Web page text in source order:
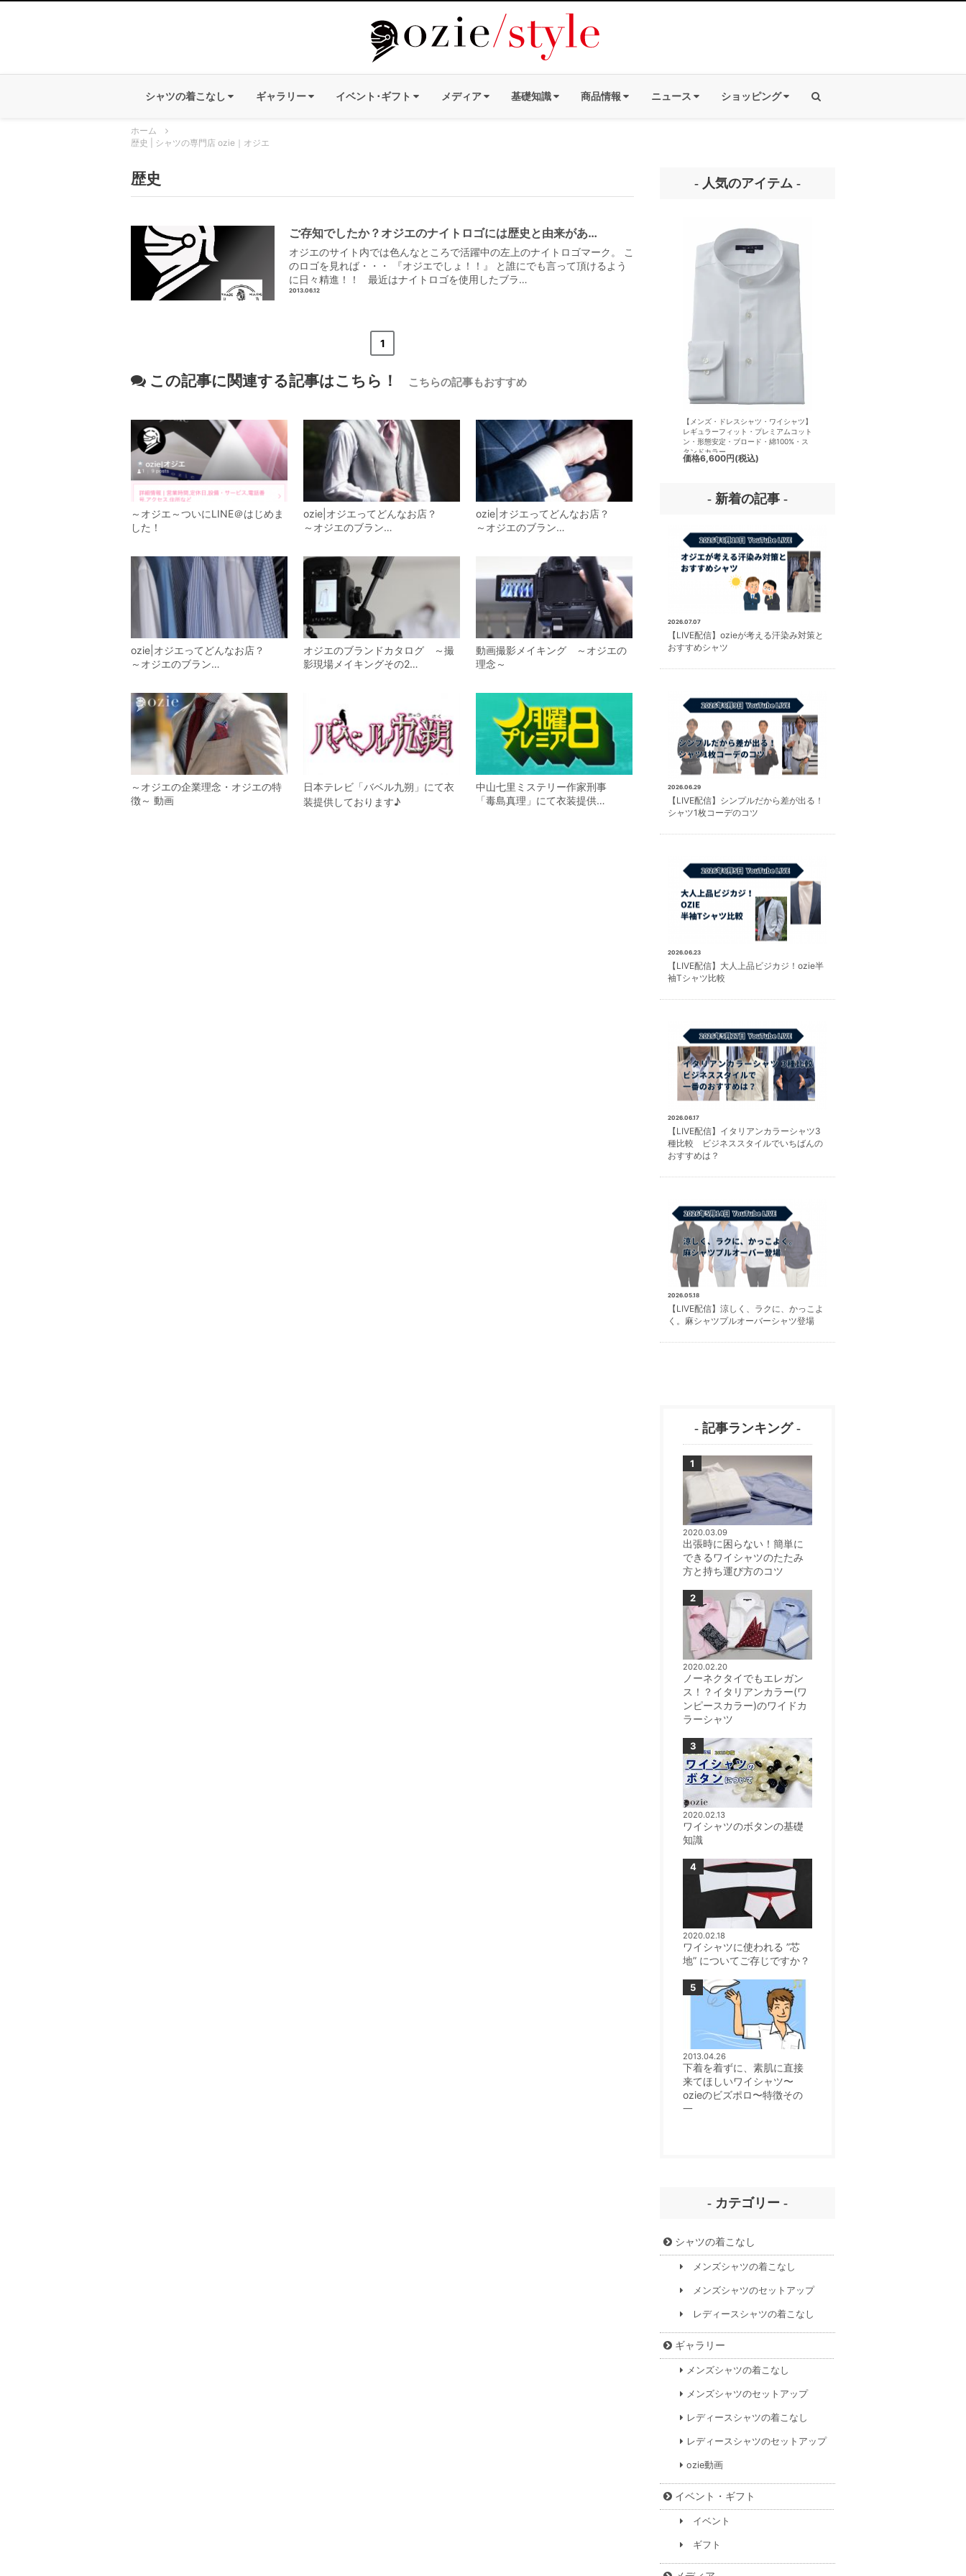
シャツの着こなし ギャラリー イベント･ギフト メディア 基礎知識 商品情報 ニュース ショッピング
ホーム
歴史 | シャツの専門店 ozie｜オジエ
歴史
ご存知でしたか？オジエのナイトロゴには歴史と由来があ…
オジエのサイト内では色んなところで活躍中の左上のナイトロゴマーク。 こ
のロゴを見れば・・・ 『オジエでしょ！！』 と誰にでも言って頂けるよう
に日々精進！！ 最近はナイトロゴを使用したブラ…
2013.06.12
1
この記事に関連する記事はこちら！ こちらの記事もおすすめ
～オジエ～ついにLINE＠はじめま
した！
ozie|オジエってどんなお店？
～オジエのブラン…
ozie|オジエってどんなお店？
～オジエのブラン…
ozie|オジエってどんなお店？
～オジエのブラン…
オジエのブランドカタログ ～撮
影現場メイキングその2…
動画撮影メイキング ～オジエの
理念～
～オジエの企業理念・オジエの特
徴～ 動画
日本テレビ「バベル九朔」にて衣
装提供しております♪
中山七里ミステリー作家刑事
「毒島真理」にて衣装提供…
- 人気のアイテム -
【メンズ・ドレスシャツ・ワイシャツ】
ナチュラルフィット・プレミアムコット
ン120番手双糸・イージーケア・ブロー
ド・ワイドカラー・ホリゾンタルカラ
ー・レギュラーカラー・スナップダウ
ン・ボタンダウン・ポケッ
価格7,700円 (税込)
【メンズ・ドレスシャツ・ワイシャツ】
レギュラーフィット・プレミアムコット
ン・形態安定・ブロード・綿100%・ス
タンドカラー
価格6,600円(税込)
- 新着の記事 -
2026.07.07
【LIVE配信】ozieが考える汗染み対策と
おすすめシャツ
2026.06.29
【LIVE配信】シンプルだから差が出る！
シャツ1枚コーデのコツ
2026.06.23
【LIVE配信】大人上品ビジカジ！ozie半
袖Tシャツ比較
2026.06.17
【LIVE配信】イタリアンカラーシャツ3
種比較 ビジネススタイルでいちばんの
おすすめは？
2026.05.18
【LIVE配信】涼しく、ラクに、かっこよ
く。麻シャツプルオーバーシャツ登場
- 記事ランキング -
2020.03.09
出張時に困らない！簡単に
できるワイシャツのたたみ
方と持ち運び方のコツ
2020.02.20
ノーネクタイでもエレガン
ス！？イタリアンカラー(ワ
ンピースカラー)のワイドカ
ラーシャツ
2020.02.13
ワイシャツのボタンの基礎
知識
2020.02.18
ワイシャツに使われる ”芯
地” についてご存じですか？
2013.04.26
下着を着ずに、素肌に直接
来てほしいワイシャツ〜
ozieのビズポロ〜特徴その
一
- カテゴリー -
シャツの着こなし
メンズシャツの着こなし
メンズシャツのセットアップ
レディースシャツの着こなし
ギャラリー
メンズシャツの着こなし
メンズシャツのセットアップ
レディースシャツの着こなし
レディースシャツのセットアップ
ozie動画
イベント・ギフト
イベント
ギフト